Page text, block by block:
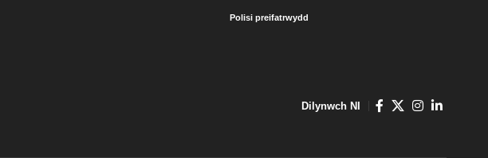
Polisi preifatrwydd
Dilynwch NI